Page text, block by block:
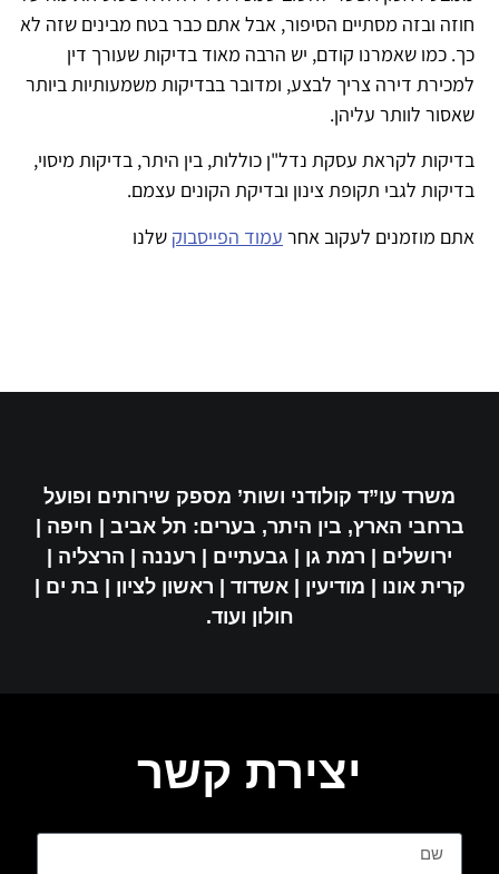
ובזה מסתיים הסיפור, אבל אתם כבר בטח מבינים שזה לא
כמו שאמרנו קודם, יש הרבה מאוד בדיקות שעורך דין
דירה צריך לבצע, ומדובר בבדיקות משמעותיות ביותר
לוותר עליהן.
לקראת עסקת נדל"ן כוללות, בין היתר, בדיקות מיסוי,
לגבי תקופת צינון ובדיקת הקונים עצמם.
מוזמנים לעקוב אחרעמוד הפייסבוקשלנו
משרד עו”ד קולודני ושות’ מספק שירותים ופועל
ברחבי הארץ, בין היתר, בערים: תל אביב | חיפה |
ירושלים | רמת גן | גבעתיים | רעננה | הרצליה |
קרית אונו | מודיעין | אשדוד | ראשון לציון | בת ים |
חולון ועוד.
יצירת קשר